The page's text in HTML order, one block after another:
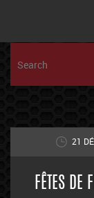
21
FÊTES